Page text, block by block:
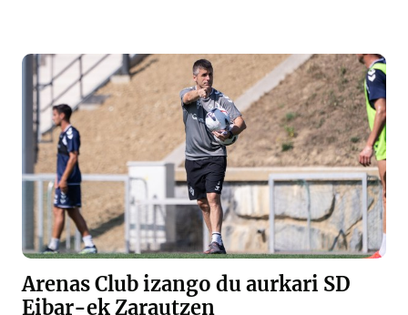
Arenas Club izango du aurkari SD
Eibar-ek Zarautzen